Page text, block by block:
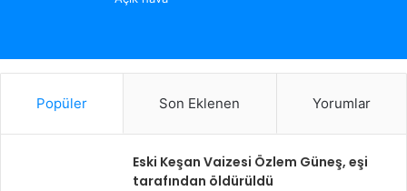
Popüler Son Eklenen Yorumlar
Eski Keşan Vaizesi Özlem Güneş, eşi
tarafından öldürüldü